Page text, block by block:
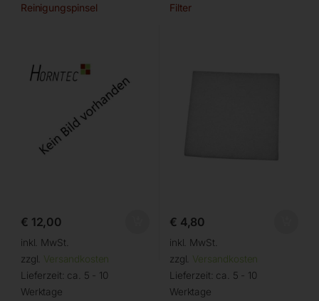
Reinigungspinsel
€ 12,00
inkl. MwSt.
zzgl. Versandkosten
Lieferzeit: ca. 5 - 10
Werktage
Filter
€ 4,80
inkl. MwSt.
zzgl. Versandkosten
Lieferzeit: ca. 5 - 10
Werktage